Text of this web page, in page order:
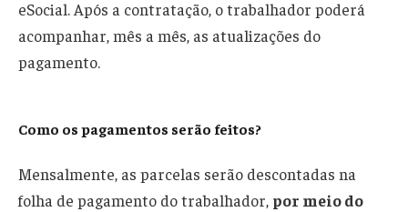
eSocial. Após a contratação, o trabalhador poderá
acompanhar, mês a mês, as atualizações do
pagamento.
Como os pagamentos serão feitos?
Mensalmente, as parcelas serão descontadas na
folha de pagamento do trabalhador, por meio do